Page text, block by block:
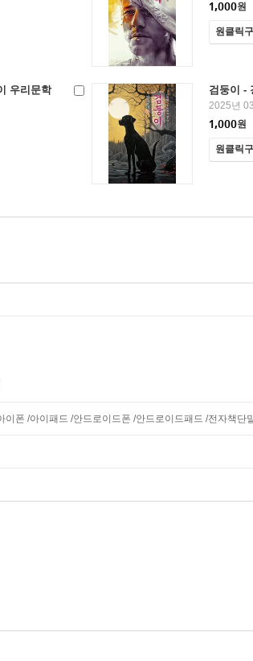
1,000원
원클릭
우리문학
검둥이 -
2025년
1,000원
원클릭
이폰 /아이패드 /안드로이드폰 /안드로이드패드 /전자책단